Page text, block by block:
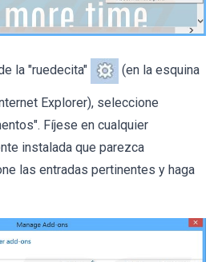
la "ruedecita" (en la esquina
Explorer), seleccione
Fíjese en cualquier
instalada que parezca
las entradas pertinentes y haga